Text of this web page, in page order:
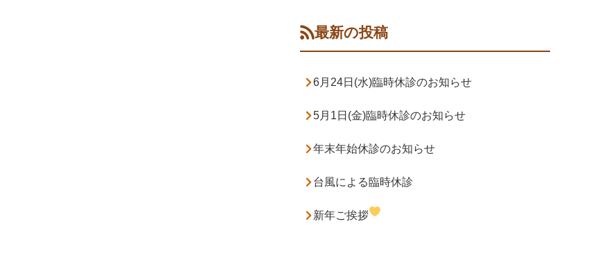
最新の投稿
6月24日(水)臨時休診のお知らせ
5月1日(金)臨時休診のお知らせ
年末年始休診のお知らせ
台風による臨時休診
新年ご挨拶